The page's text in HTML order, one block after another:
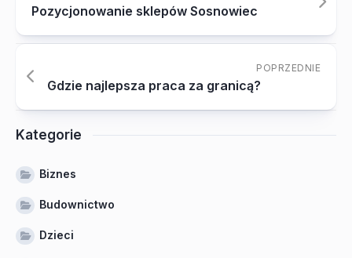
Pozycjonowanie sklepów Sosnowiec
POPRZEDNIE
Gdzie najlepsza praca za granicą?
Kategorie
Biznes
Budownictwo
Dzieci